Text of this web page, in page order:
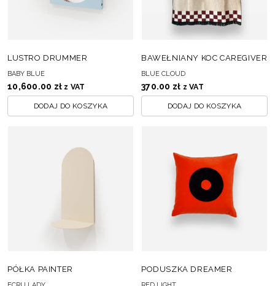
LUSTRO DRUMMER
BABY BLUE
10,600.00 zł z VAT
DODAJ DO KOSZYKA
BAWEŁNIANY KOC CAREGIVER
BLUE CLOUD
370.00 zł z VAT
DODAJ DO KOSZYKA
PÓŁKA PAINTER PODUSZKA DREAMER